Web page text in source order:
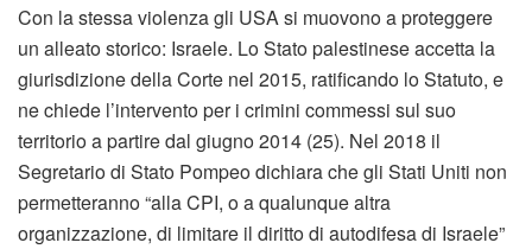
Con la stessa violenza gli USA si muovono a proteggere
un alleato storico: Israele. Lo Stato palestinese accetta la
giurisdizione della Corte nel 2015, ratificando lo Statuto, e
ne chiede l’intervento per i crimini commessi sul suo
territorio a partire dal giugno 2014 (25). Nel 2018 il
Segretario di Stato Pompeo dichiara che gli Stati Uniti non
permetteranno “alla CPI, o a qualunque altra
organizzazione, di limitare il diritto di autodifesa di Israele”